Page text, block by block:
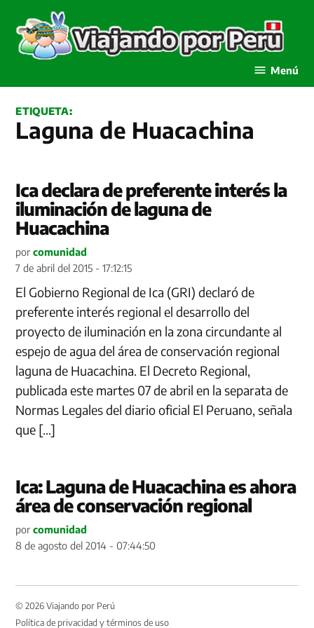
contenido
Menú
ETIQUETA:
Laguna de Huacachina
Ica declara de preferente interés la
iluminación de laguna de
Huacachina
por comunidad
7 de abril del 2015 - 17:12:15
El Gobierno Regional de Ica (GRI) declaró de
preferente interés regional el desarrollo del
proyecto de iluminación en la zona circundante al
espejo de agua del área de conservación regional
laguna de Huacachina. El Decreto Regional,
publicada este martes 07 de abril en la separata de
Normas Legales del diario oficial El Peruano, señala
que […]
Ica: Laguna de Huacachina es ahora
área de conservación regional
por comunidad
8 de agosto del 2014 - 07:44:50
© 2026 Viajando por Perú
Política de privacidad y términos de uso